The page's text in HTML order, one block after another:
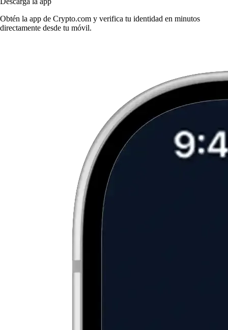
Obtén la app de Crypto.com y verifica tu identidad en minutos
directamente desde tu móvil.